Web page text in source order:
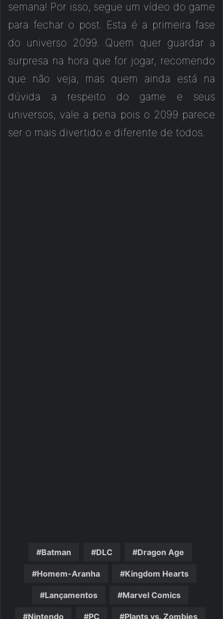
semana! Por isso, segue um vídeo do game
para fechar o post. Esta é a primeira fase
do universo 2099. Quem quer guardar a
surpresa na hora que for jogar, recomendo
que não veja, mas quem ainda está na
dúvida a respeito do game e seus
universos, vale a pena pois o 2099 parece
ser o mais divertido e diferente de todos.
Batman DLC Dragon Age
Homem-Aranha Kingdom Hearts
Lançamentos Marvel Comics
Nintendo PC Plants vs. Zombies